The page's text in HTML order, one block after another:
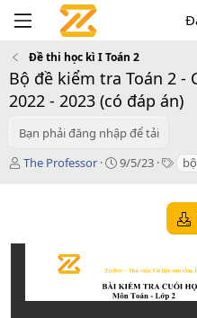
Đề thi học kì I Toán 2
Bộ đề kiểm tra Toán 2 -
2022 - 2023 (có đáp án)
Bạn phải đăng nhập để tải
T
ả
The Professor
C
n
d
9/5/23
T